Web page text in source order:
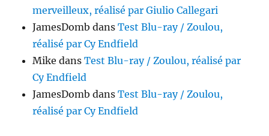
merveilleux, réalisé par Giulio Callegari
JamesDomb dansTest Blu-ray / Zoulou,
réalisé par Cy Endfield
Mike dansTest Blu-ray / Zoulou, réalisé par
Cy Endfield
JamesDomb dansTest Blu-ray / Zoulou,
réalisé par Cy Endfield